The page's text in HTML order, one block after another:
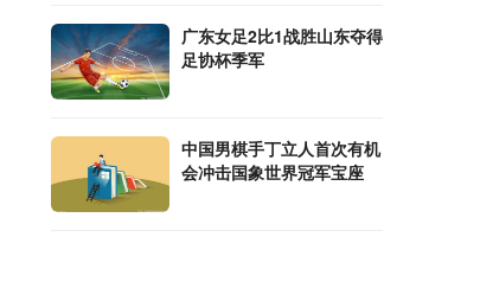
广东女足2比1战胜山东夺得
足协杯季军
中国男棋手丁立人首次有机
会冲击国象世界冠军宝座